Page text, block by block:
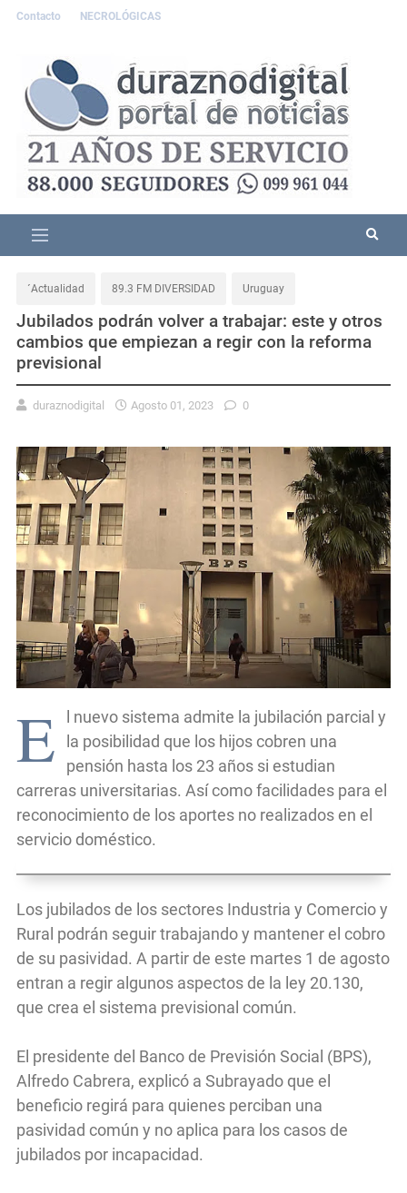
Contacto NECROLÓGICAS
´Actualidad 89.3 FM DIVERSIDAD Uruguay
Jubilados podrán volver a trabajar: este y otros
cambios que empiezan a regir con la reforma
previsional
duraznodigital Agosto 01, 2023 0
E
l nuevo sistema admite la jubilación parcial y
la posibilidad que los hijos cobren una
pensión hasta los 23 años si estudian
carreras universitarias. Así como facilidades para el
reconocimiento de los aportes no realizados en el
servicio doméstico.
Los jubilados de los sectores Industria y Comercio y
Rural podrán seguir trabajando y mantener el cobro
de su pasividad. A partir de este martes 1 de agosto
entran a regir algunos aspectos de la ley 20.130,
que crea el sistema previsional común.
El presidente del Banco de Previsión Social (BPS),
Alfredo Cabrera, explicó a Subrayado que el
beneficio regirá para quienes perciban una
pasividad común y no aplica para los casos de
jubilados por incapacidad.